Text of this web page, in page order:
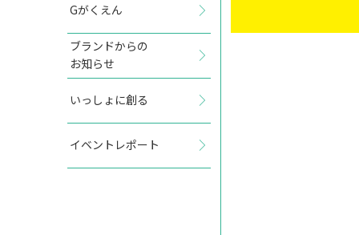
Gがくえん
ブランドからの
お知らせ
いっしょに創る
イベントレポート